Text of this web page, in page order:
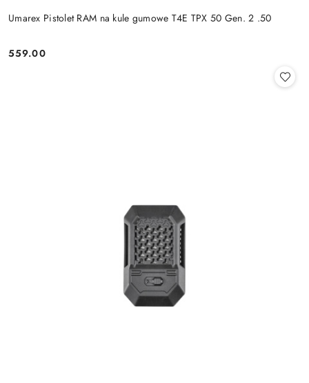
Umarex Pistolet RAM na kule gumowe T4E TPX 50 Gen. 2 .50
Cena:
559.00